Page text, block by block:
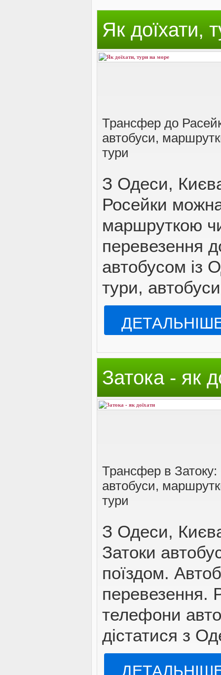
ВІДВІДУВАЧАМ
ОГОЛОШЕННЯ
ЯК ДОЇХАТИ
Як доїхати,
Трансфер до
автобуси,
тури
З Одеси,
Росейки
маршруткою
перевезення
автобусом із
тури,
Затока - як
Трансфер в Затоку:
автобуси,
тури
З Одеси,
Затоки
поїздом.
перевезення.
телефони
дістатися з